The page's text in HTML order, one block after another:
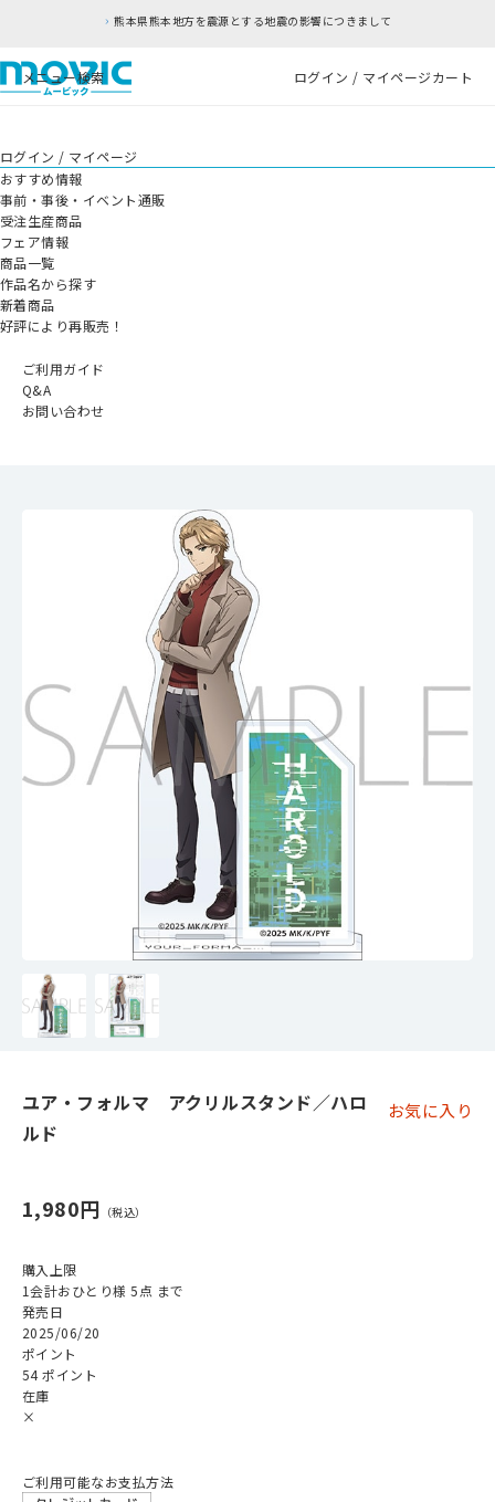
熊本県熊本地方を震源とする地震の影響につきまして
メニュー検索 ログイン / マイページカート
ログイン / マイページ
おすすめ情報
事前・事後・イベント通販
受注生産商品
フェア情報
商品一覧
作品名から探す
新着商品
好評により再販売！
ご利用ガイド
Q&A
お問い合わせ
ユア・フォルマ アクリルスタンド／ハロ
ルド
お気に入り
1,980円
購入上限
1会計おひとり様 5点 まで
発売日
2025/06/20
ポイント
54 ポイント
在庫
×
ご利用可能なお支払方法